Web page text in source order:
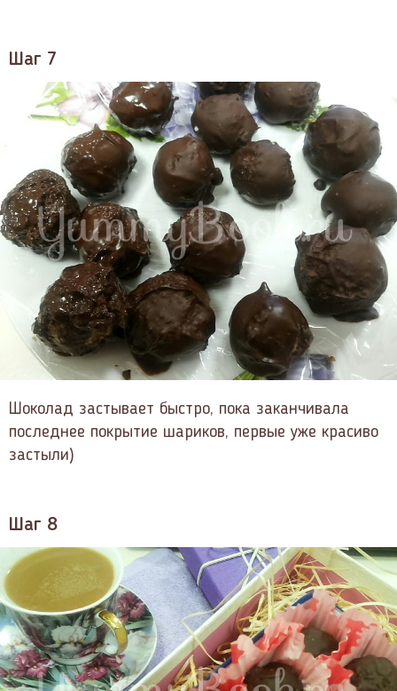
Шаг 7
Шоколад застывает быстро, пока заканчивала
последнее покрытие шариков, первые уже красиво
застыли)
Шаг 8